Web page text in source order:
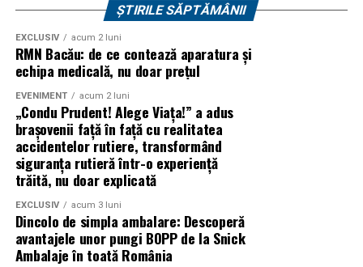
In luna august, Domeniul Stirbey Voda devine din nou
locul in care soundtrack-ul verii se asculta, dar mai ales
se traieste.
Programul complet si detaliile logistice sunt disponibile
pe site-ul oficialwww.summerwell.ro
Instagram a festivalului @summerwellfest.
Summer Well 2026este un festival Orange, sustinut de
o serie de parteneri care dau forma si vibe universului
festivalului: glo™, ING, Peroni Nastro Azzurro, Ursus,
Bacardi, Martini, Hendrick’s Gin, Jack Daniel’s, Mega
Image, Pepsi, Fashion Days, alpro, Transalpina, vitamin
aqua, Lay’s, e-on, FABIZ, Bucharest Business School,
ȘTIRILE SĂPTĂMÂNII
EXCLUSIV acum 2 luni
RMN Bacău: de ce contează aparatura și
echipa medicală, nu doar prețul
EVENIMENT acum 2 luni
„Condu Prudent! Alege Viața!” a adus
brașovenii față în față cu realitatea
accidentelor rutiere, transformând
siguranța rutieră într-o experiență
trăită, nu doar explicată
EXCLUSIV acum 3 luni
Dincolo de simpla ambalare: Descoperă
avantajele unor pungi BOPP de la Snick
Ambalaje în toată România